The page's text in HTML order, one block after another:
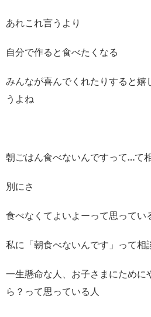
あれこれ言うより
自分で作ると食べたくなる
みんなが喜んでくれたりすると嬉
うよね
朝ごはん食べないんですって…て
別にさ
食べなくてよいよーって思ってい
私に「朝食べないんです」って相
一生懸命な人、お子さまにために
ら？って思っている人